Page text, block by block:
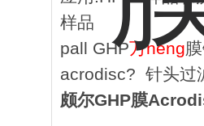
样品
pall GHP万neng
acrodisc? 针头过
颇尔GHP膜